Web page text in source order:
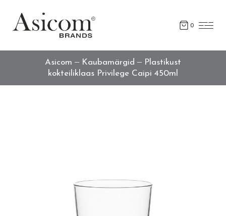
0
Asicom Kaubamärgid
Plastikust
kokteiliklaas Privilege Caipi 450ml